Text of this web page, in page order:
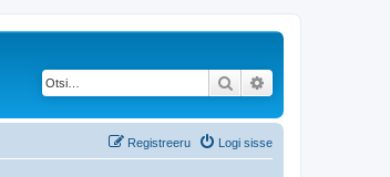
Otsi
Logi sisse
Registreeru